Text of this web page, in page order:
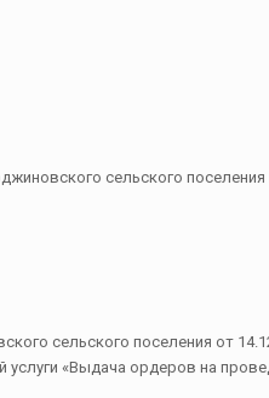
сельского
сельского поселения от
услуги «Выдача ордеров на